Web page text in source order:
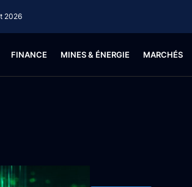
2026
FINANCE MINES & ÉNERGIE MARCHÉS